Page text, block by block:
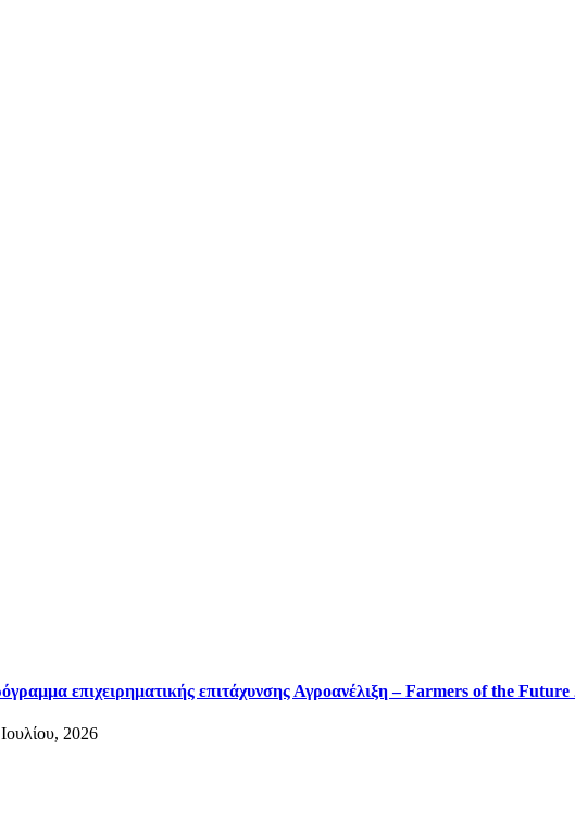
επιχειρηματικής επιτάχυνσης Αγροανέλιξη – Farmers of the Future
2026